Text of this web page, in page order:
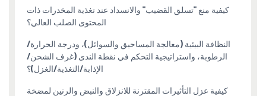
كيفية منع "تسلق القضيب" والانسداد عند تغذية المخدرات ذات
المحتوى الصلب العالي؟
النظافة البيئية (معالجة المساحيق والسوائل)، ودرجة الحرارة/
الرطوبة، واستراتيجية التحكم في نقطة الندى (غرف الشحن/
الإذابة/التغذية/الغزل)؟
كيفية عزل التأثيرات المقترنة للانزلاق والنبض والرنين لمضخة